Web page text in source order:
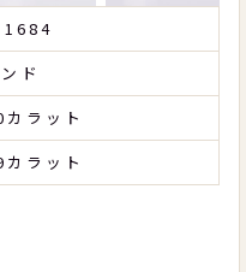
ド
ラット
ラット